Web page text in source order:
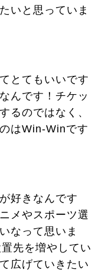
いと思っていま
とてもいいです
んです！チケッ
るのではなく、
はWin-Winです
好きなんです
メやスポーツ選
なって思いま
先を増やしてい
広げていきたい